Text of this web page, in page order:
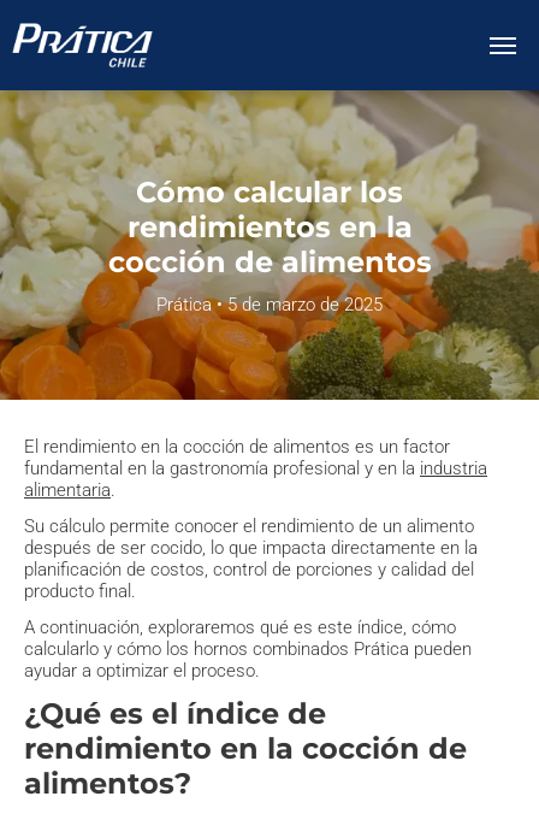
Cómo calcular los
rendimientos en la
cocción de alimentos
Prática • 5 de marzo de 2025
El rendimiento en la cocción de alimentos es un factor
fundamental en la gastronomía profesional y en la industria
alimentaria.
Su cálculo permite conocer el rendimiento de un alimento
después de ser cocido, lo que impacta directamente en la
planificación de costos, control de porciones y calidad del
producto final.
A continuación, exploraremos qué es este índice, cómo
calcularlo y cómo los hornos combinados Prática pueden
ayudar a optimizar el proceso.
¿Qué es el índice de
rendimiento en la cocción de
alimentos?